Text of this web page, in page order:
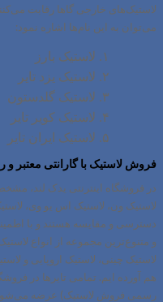
لاستیک‌های خارجی گاها رقابت
می‌توان به این نام‌ها اشاره نمود:
لاستیک بارز
لاستیک یزد تایر
لاستیک گلدستون
لاستیک کویر تایر
لاستیک ایران تایر
فروش لاستیک با گارانتی معتبر
در فروشگاه اینترنتی یدک لند،
لاستیک ون، لاستیک اس یو وی،
دسترسی و مقایسه هستند و با
و متنوع‌ترین مجموعه از انواع
لاستیک چینی، لاستیک اروپایی و
هم آورده ایم. تمامی تایرها در
رسمی فروش لاستیک) عرضه می‌شوند